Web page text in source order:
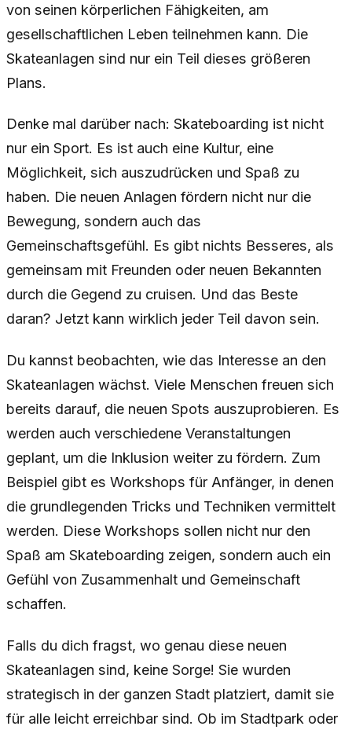
von seinen körperlichen Fähigkeiten, am
gesellschaftlichen Leben teilnehmen kann. Die
Skateanlagen sind nur ein Teil dieses größeren
Plans.
Denke mal darüber nach: Skateboarding ist nicht
nur ein Sport. Es ist auch eine Kultur, eine
Möglichkeit, sich auszudrücken und Spaß zu
haben. Die neuen Anlagen fördern nicht nur die
Bewegung, sondern auch das
Gemeinschaftsgefühl. Es gibt nichts Besseres, als
gemeinsam mit Freunden oder neuen Bekannten
durch die Gegend zu cruisen. Und das Beste
daran? Jetzt kann wirklich jeder Teil davon sein.
Du kannst beobachten, wie das Interesse an den
Skateanlagen wächst. Viele Menschen freuen sich
bereits darauf, die neuen Spots auszuprobieren. Es
werden auch verschiedene Veranstaltungen
geplant, um die Inklusion weiter zu fördern. Zum
Beispiel gibt es Workshops für Anfänger, in denen
die grundlegenden Tricks und Techniken vermittelt
werden. Diese Workshops sollen nicht nur den
Spaß am Skateboarding zeigen, sondern auch ein
Gefühl von Zusammenhalt und Gemeinschaft
schaffen.
Falls du dich fragst, wo genau diese neuen
Skateanlagen sind, keine Sorge! Sie wurden
strategisch in der ganzen Stadt platziert, damit sie
für alle leicht erreichbar sind. Ob im Stadtpark oder